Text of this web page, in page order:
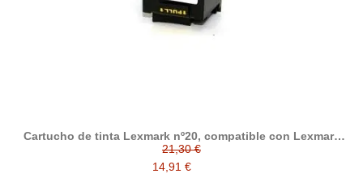
Cartucho de tinta Lexmark nº20, compatible con Lexmark
21,30 €
14,91 €